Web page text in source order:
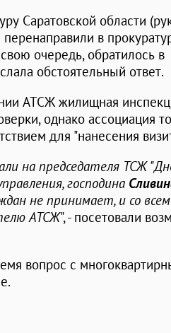
Саратовской области
перенаправили в
очередь, обратилось в
обстоятельный ответ.
АТСЖ жилищная
однако ассоциация
для "нанесения
на председателя ТСЖ
господина
не принимает, и со
АТСЖ", - посетовали
вопрос с